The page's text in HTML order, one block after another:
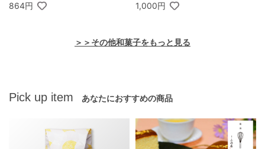
864円 1,000円
＞＞その他和菓子をもっと見る
Pick up item あなたにおすすめの商品